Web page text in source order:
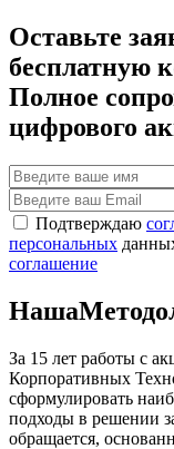
Оставьте
бесплатную
Полное
цифрового
Подтверждаю
персональных
соглашение
Наша
За 15 лет работы с
Корпоративных
сформулировать
подходы в решении
обращается,